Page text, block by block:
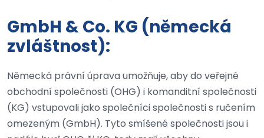
GmbH & Co. KG (německá
zvláštnost):
Německá právní úprava umožňuje, aby do veřejné
obchodní společnosti (OHG) i komanditní společnosti
(KG) vstupovali jako společníci společnosti s ručením
omezeným (GmbH). Tyto smíšené společnosti jsou i